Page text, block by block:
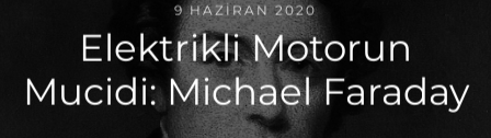
9 HAZIRAN 2020
Elektrikli Motorun
Mucidi: Michael Faraday